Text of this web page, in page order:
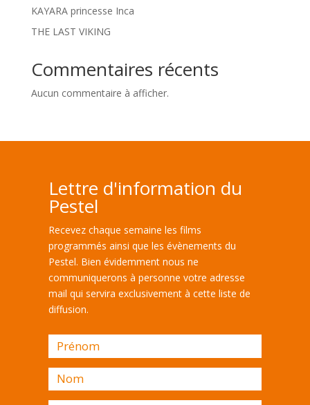
KAYARA princesse Inca
THE LAST VIKING
Commentaires récents
Aucun commentaire à afficher.
Lettre d'information du
Pestel
Recevez chaque semaine les films
programmés ainsi que les évènements du
Pestel. Bien évidemment nous ne
communiquerons à personne votre adresse
mail qui servira exclusivement à cette liste de
diffusion.